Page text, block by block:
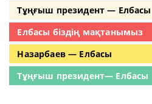
Тұңғыш президент — Елбасы
Елбасы біздің мақтанымыз
Назарбаев — Елбасы
Тұңғыш президент— Елбасы